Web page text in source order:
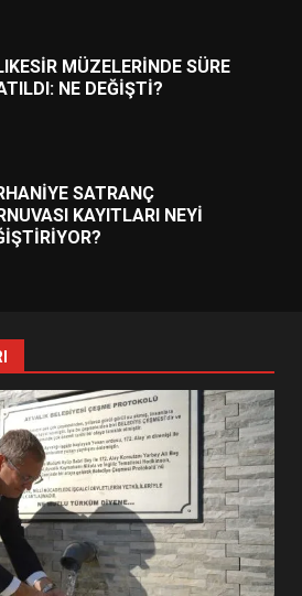
MÜZELERİNDE SÜRE
NE DEĞİŞTİ?
SATRANÇ
KAYITLARI NEYİ
YÖNETİM NASIL
SU MİRASI İÇİN
GEÇİYOR: GÖZLER